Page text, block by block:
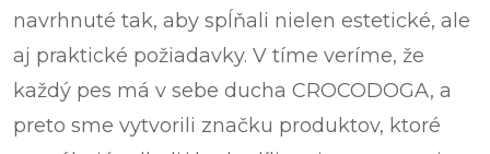
navrhnuté tak, aby spĺňali nielen estetické, ale
aj praktické požiadavky. V tíme veríme, že
každý pes má v sebe ducha CROCODOGA, a
preto sme vytvorili značku produktov, ktoré